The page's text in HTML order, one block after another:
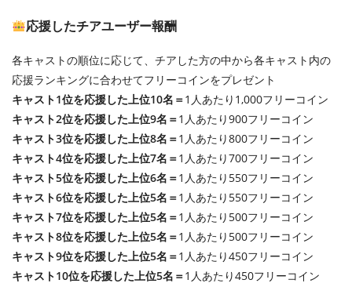
応援したチアユーザー報酬
各キャストの順位に応じて、チアした方の中から各キャスト内の
応援ランキングに合わせてフリーコインをプレゼント
キャスト1位を応援した上位10名＝1人あたり1,000フリーコイン
キャスト2位を応援した上位9名＝1人あたり900フリーコイン
キャスト3位を応援した上位8名＝1人あたり800フリーコイン
キャスト4位を応援した上位7名＝1人あたり700フリーコイン
キャスト5位を応援した上位6名＝1人あたり550フリーコイン
キャスト6位を応援した上位5名＝1人あたり550フリーコイン
キャスト7位を応援した上位5名＝1人あたり500フリーコイン
キャスト8位を応援した上位5名＝1人あたり500フリーコイン
キャスト9位を応援した上位5名＝1人あたり450フリーコイン
キャスト10位を応援した上位5名＝1人あたり450フリーコイン